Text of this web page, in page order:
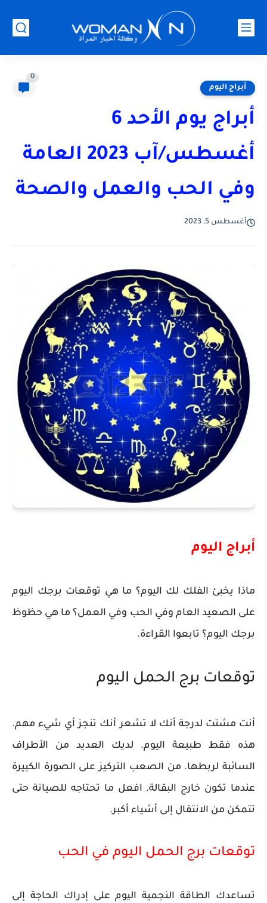
أبراج اليوم
0
أبراج يوم الأحد 6
أغسطس/آب 2023 العامة
وفي الحب والعمل والصحة
أغسطس 5, 2023
أبراج اليوم
ماذا يخبئ الفلك لك اليوم؟ ما هي توقعات برجك اليوم
على الصعيد العام وفي الحب وفي العمل؟ ما هي حظوظ
برجك اليوم؟ تابعوا القراءة.
توقعات برج الحمل اليوم
أنت مشتت لدرجة أنك لا تشعر أنك تنجز أي شيء مهم.
هذه فقط طبيعة اليوم. لديك العديد من الأطراف
السائبة لربطها. من الصعب التركيز على الصورة الكبيرة
عندما تكون خارج البقالة. افعل ما تحتاجه للصيانة حتى
تتمكن من الانتقال إلى أشياء أكبر.
توقعات برج الحمل اليوم في الحب
تساعدك الطاقة النجمية اليوم على إدراك الحاجة إلى